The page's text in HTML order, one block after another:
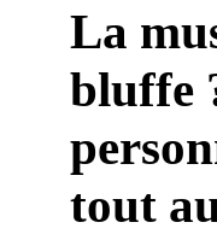
La
bluffe
tout